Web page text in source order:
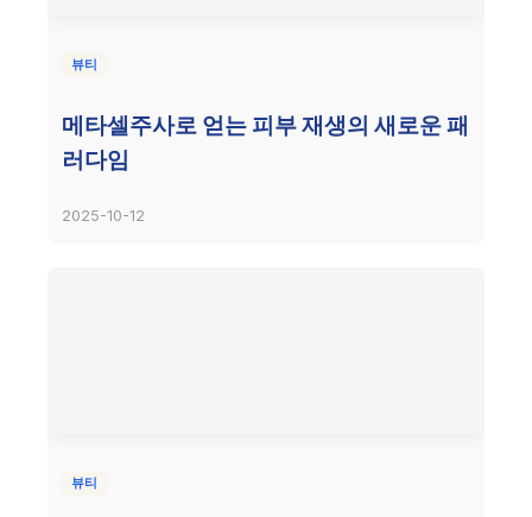
뷰티
메타셀주사로 얻는 피부 재생의 새로운 패
러다임
2025-10-12
뷰티